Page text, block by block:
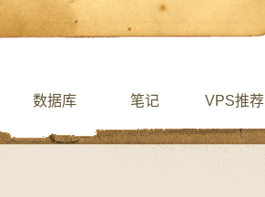
数据库 笔记 VPS推荐